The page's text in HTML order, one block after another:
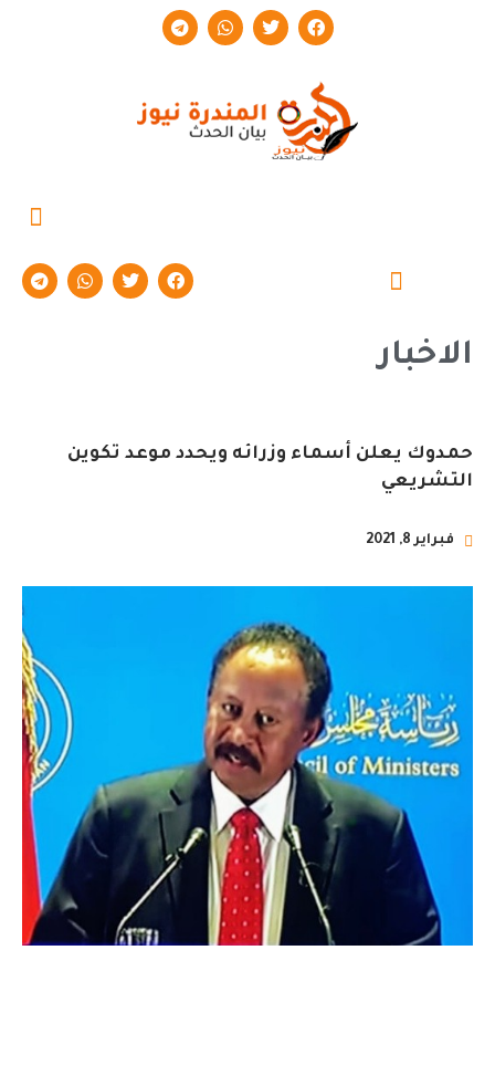
الاخبار
حمدوك يعلن أسماء وزرائه ويحدد موعد تكوين
التشريعي
فبراير 8, 2021